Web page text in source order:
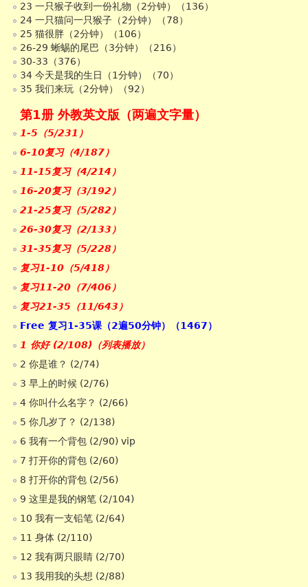
23 一只猴子收到一份礼物（2分钟）（136）
24 一只猫问一只猴子（2分钟）（78）
25 猫很胖（2分钟）（106）
26-29 蜥蜴的尾巴（3分钟）（216）
30-33（376）
34 今天是我的生日（1分钟）（70）
35 我们来玩（2分钟）（92）
第1册 外教英文版（两遍文字量）
1-5（5/231）
6-10复习（4/187）
11-15复习（4/214）
16-20复习（3/192）
21-25复习（5/282）
26-30复习（2/133）
31-35复习（5/228）
复习1-10（5/418）
复习11-20（7/406）
复习21-35（11/643）
Free 复习1-35课（2遍50分钟）（1467）
1 你好 (2/108)（列表播放）
2 你是谁？ (2/74)
3 早上的时候 (2/76)
4 你叫什么名字？ (2/66)
5 你几岁了？ (2/138)
6 我有一个背包 (2/90) vip
7 打开你的背包 (2/60)
8 打开你的背包 (2/56)
9 这里是我的钢笔 (2/104)
10 我有一支铅笔 (2/64)
11 身体 (2/110)
12 我有两只眼睛 (2/70)
13 我用我的头想 (2/88)